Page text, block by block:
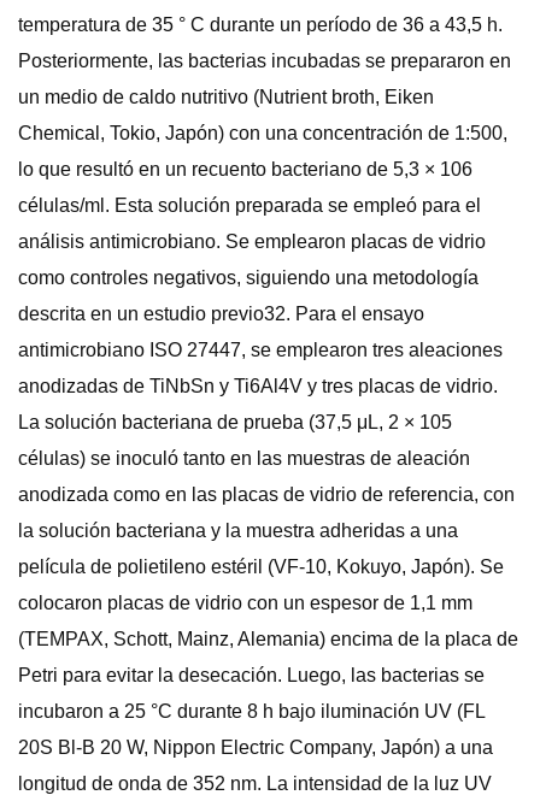
temperatura de 35 ° C durante un período de 36 a 43,5 h.
Posteriormente, las bacterias incubadas se prepararon en
un medio de caldo nutritivo (Nutrient broth, Eiken
Chemical, Tokio, Japón) con una concentración de 1:500,
lo que resultó en un recuento bacteriano de 5,3 × 106
células/ml. Esta solución preparada se empleó para el
análisis antimicrobiano. Se emplearon placas de vidrio
como controles negativos, siguiendo una metodología
descrita en un estudio previo32. Para el ensayo
antimicrobiano ISO 27447, se emplearon tres aleaciones
anodizadas de TiNbSn y Ti6Al4V y tres placas de vidrio.
La solución bacteriana de prueba (37,5 μL, 2 × 105
células) se inoculó tanto en las muestras de aleación
anodizada como en las placas de vidrio de referencia, con
la solución bacteriana y la muestra adheridas a una
película de polietileno estéril (VF-10, Kokuyo, Japón). Se
colocaron placas de vidrio con un espesor de 1,1 mm
(TEMPAX, Schott, Mainz, Alemania) encima de la placa de
Petri para evitar la desecación. Luego, las bacterias se
incubaron a 25 °C durante 8 h bajo iluminación UV (FL
20S Bl-B 20 W, Nippon Electric Company, Japón) a una
longitud de onda de 352 nm. La intensidad de la luz UV